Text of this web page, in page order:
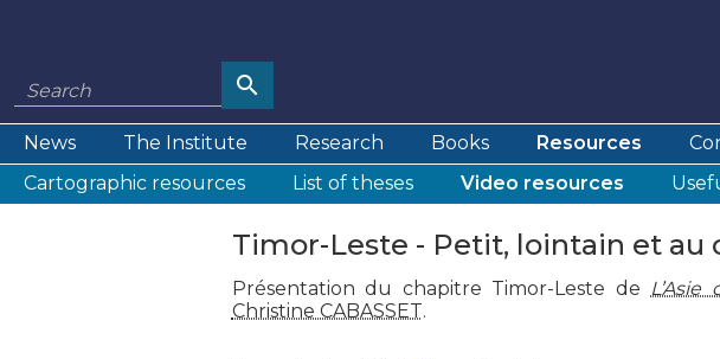
News The Institute Research Books
Resources
Cartographic resources
List of theses Video resources
Timor-Leste - Petit, lointain et
Présentation du chapitre Timor-Leste de
Christine CABASSET.